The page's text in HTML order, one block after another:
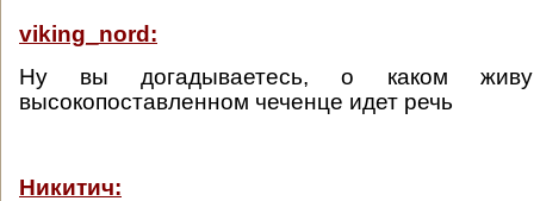
viking_nord:
Ну вы догадываетесь, о каком
высокопоставленном чеченце идет речь
Никитич: